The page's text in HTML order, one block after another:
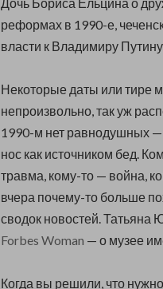
реформах в 1990-е,
власти к Владимиру Путину
Некоторые даты или тире
непроизвольно, так уж
1990-м нет равнодушных —
нос как источником бед.
травма, кому-то — война,
вчера почему-то больше
сводок новостей.
Forbes Woman — о музее
Когда вы решили, что